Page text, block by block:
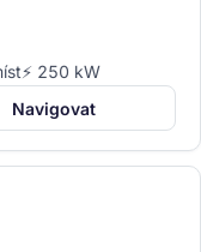
⚡ 250 kW
Navigovat